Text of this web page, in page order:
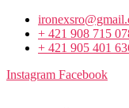
+ 421 908 715
+ 421 905 401
Instagram Facebook